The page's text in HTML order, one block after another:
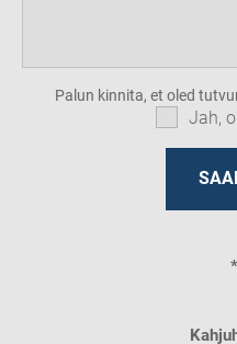
Palun kinnita, et oled
Jah,